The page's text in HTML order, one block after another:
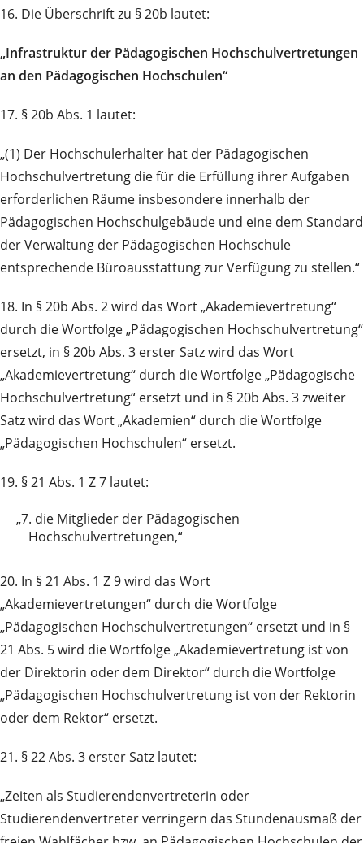
16. Die Überschrift zu § 20b lautet:
„Infrastruktur der Pädagogischen Hochschulvertretungen
an den Pädagogischen Hochschulen“
17. § 20b Abs. 1 lautet:
„(1) Der Hochschulerhalter hat der Pädagogischen
Hochschulvertretung die für die Erfüllung ihrer Aufgaben
erforderlichen Räume insbesondere innerhalb der
Pädagogischen Hochschulgebäude und eine dem Standard
der Verwaltung der Pädagogischen Hochschule
entsprechende Büroausstattung zur Verfügung zu stellen.“
18. In § 20b Abs. 2 wird das Wort „Akademievertretung“
durch die Wortfolge „Pädagogischen Hochschulvertretung“
ersetzt, in § 20b Abs. 3 erster Satz wird das Wort
„Akademievertretung“ durch die Wortfolge „Pädagogische
Hochschulvertretung“ ersetzt und in § 20b Abs. 3 zweiter
Satz wird das Wort „Akademien“ durch die Wortfolge
„Pädagogischen Hochschulen“ ersetzt.
19. § 21 Abs. 1 Z 7 lautet:
„7. die Mitglieder der Pädagogischen
Hochschulvertretungen,“
20. In § 21 Abs. 1 Z 9 wird das Wort
„Akademievertretungen“ durch die Wortfolge
„Pädagogischen Hochschulvertretungen“ ersetzt und in §
21 Abs. 5 wird die Wortfolge „Akademievertretung ist von
der Direktorin oder dem Direktor“ durch die Wortfolge
„Pädagogischen Hochschulvertretung ist von der Rektorin
oder dem Rektor“ ersetzt.
21. § 22 Abs. 3 erster Satz lautet:
„Zeiten als Studierendenvertreterin oder
Studierendenvertreter verringern das Stundenausmaß der